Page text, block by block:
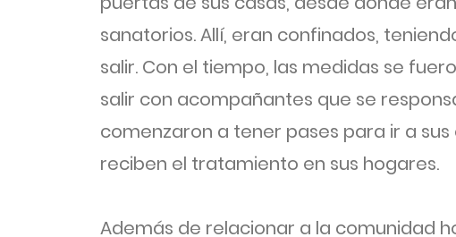
sanatorios. Allí, eran confinados,
salir. Con el tiempo, las medidas se
salir con acompañantes que se
comenzaron a tener pases para ir a
reciben el tratamiento en sus hogares.
Además de relacionar a la comunidad